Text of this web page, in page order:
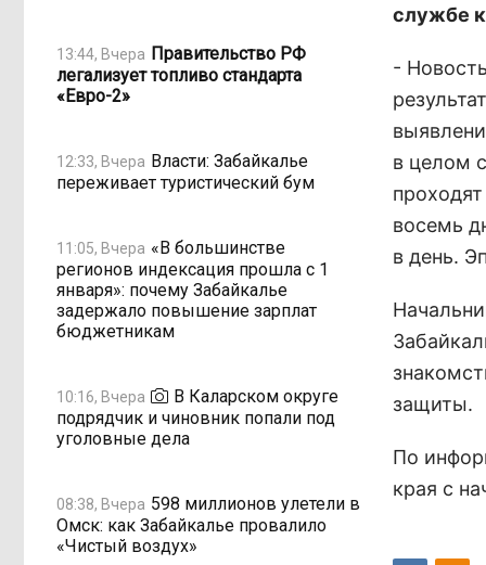
13:44, Вчера Правительство РФ
легализует топливо стандарта
«Евро-2»
12:33, Вчера Власти: Забайкалье
переживает туристический бум
11:05, Вчера «В большинстве
регионов индексация прошла с 1
января»: почему Забайкалье
задержало повышение зарплат
бюджетникам
10:16, Вчера
В Каларском округе
подрядчик и чиновник попали под
уголовные дела
08:38, Вчера 598 миллионов улетели в
Омск: как Забайкалье провалило
«Чистый воздух»
службе
-
в целом
восемь
в день.
защиты.
По
края с